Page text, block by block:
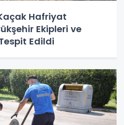
Hafriyat
Ekipleri ve
Edildi